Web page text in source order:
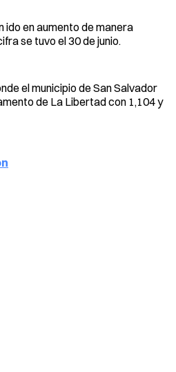
ido en aumento de manera
se tuvo el 30 de junio.
el municipio de San Salvador
de La Libertad con 1,104 y